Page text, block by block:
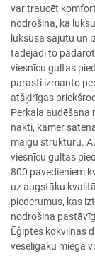
var traucēt
nodrošina, ka
luksusa sajūtu un
tādējādi to
viesnīcu gultas
parasti izmanto
atšķirīgas
Perkala audēšana
nakti, kamēr
maigu struktūru.
viesnīcu gultas
800 pavedieniem
uz augstāku
piederumus, kas
nodrošina
Ēģiptes kokvilnas
veselīgāku miega